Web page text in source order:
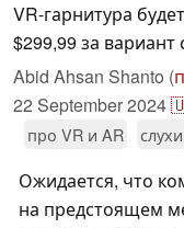
VR-гарнитура
$299,99 за вариант
Abid Ahsan Shanto (
22 September 2024
про VR и AR слухи
Ожидается, что
на предстоящем